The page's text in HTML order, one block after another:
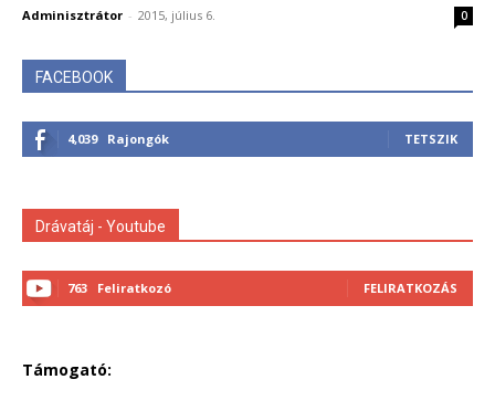
Adminisztrátor - 2015, július 6. 0
FACEBOOK
4,039 Rajongók TETSZIK
Drávatáj - Youtube
763 Feliratkozó FELIRATKOZÁS
Támogató: